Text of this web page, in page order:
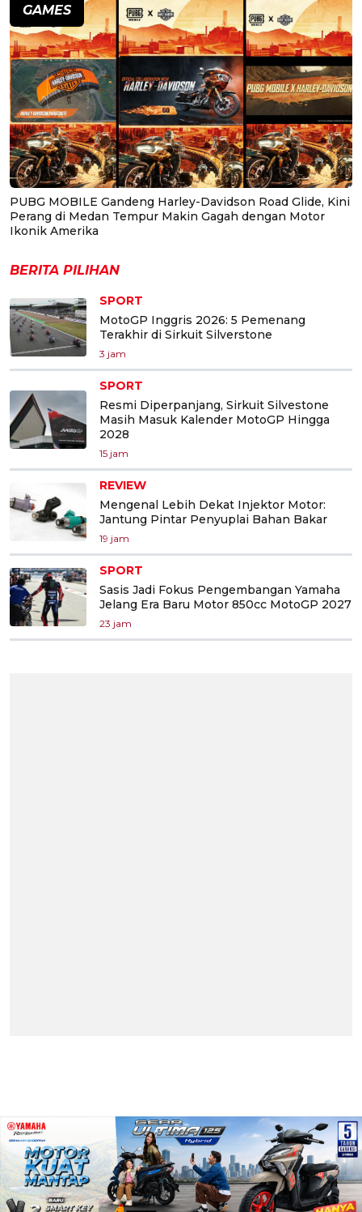
GAMES
PUBG MOBILE Gandeng Harley-Davidson Road Glide, Kini
Perang di Medan Tempur Makin Gagah dengan Motor
Ikonik Amerika
BERITA PILIHAN
SPORT
MotoGP Inggris 2026: 5 Pemenang
Terakhir di Sirkuit Silverstone
3 jam
SPORT
Resmi Diperpanjang, Sirkuit Silvestone
Masih Masuk Kalender MotoGP Hingga
2028
15 jam
REVIEW
Mengenal Lebih Dekat Injektor Motor:
Jantung Pintar Penyuplai Bahan Bakar
19 jam
SPORT
Sasis Jadi Fokus Pengembangan Yamaha
Jelang Era Baru Motor 850cc MotoGP 2027
23 jam